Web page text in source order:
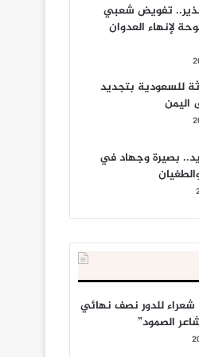
تفويض شعبي
لإنهاء العدوان
للسعودية بتجديد
اليمن
بصيرة وجهاد في
شعراء للدور نصف نهائي
الصمود”